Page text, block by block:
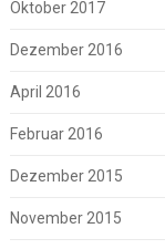
Oktober 2017
Dezember 2016
April 2016
Februar 2016
Dezember 2015
November 2015